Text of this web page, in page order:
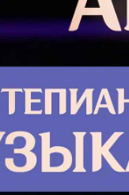
Твоя, яко
Радуйся,
Жениху
дев